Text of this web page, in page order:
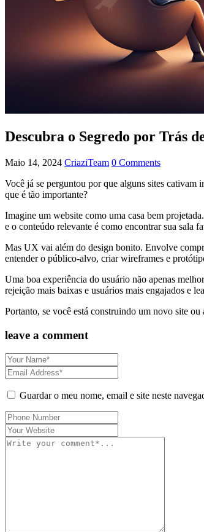
Descubra o Segredo por Trás
Maio 14, 2024 CriaziTeam 0 Comments
Você já se perguntou por que alguns sites cativam
que é tão importante?
Imagine um website como uma casa bem
e o conteúdo relevante é como encontrar sua sala
Mas UX vai além do design bonito. Envolve
entender o público-alvo, criar wireframes e
Uma boa experiência do usuário não apenas
rejeição mais baixas e usuários mais engajados e
Portanto, se você está construindo um novo site
leave a comment
Guardar o meu nome, email e site neste